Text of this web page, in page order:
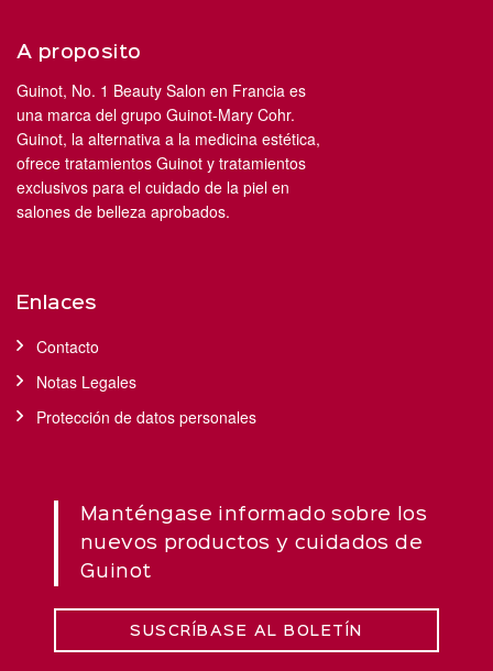
A proposito
Guinot, No. 1 Beauty Salon en Francia es
una marca del grupo Guinot-Mary Cohr.
Guinot, la alternativa a la medicina estética,
ofrece tratamientos Guinot y tratamientos
exclusivos para el cuidado de la piel en
salones de belleza aprobados.
Enlaces
Contacto
Notas Legales
Protección de datos personales
Manténgase informado sobre los
nuevos productos y cuidados de
Guinot
SUSCRÍBASE AL BOLETÍN